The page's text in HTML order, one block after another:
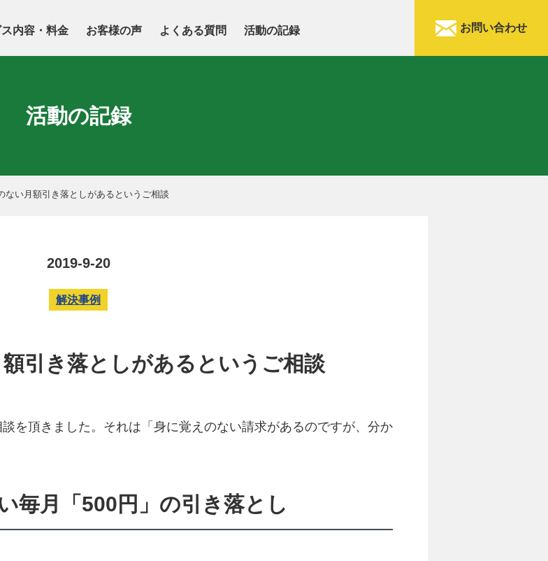
内容・料金 お客様の声 よくある質問 活動の記録 お問い合わせ
活動の記録
ない月額引き落としがあるというご相談
2019-9-20
解決事例
引き落としがあるというご相談
を頂きました。それは「身に覚えのない請求があるのですが、分か
毎月「500円」の引き落とし